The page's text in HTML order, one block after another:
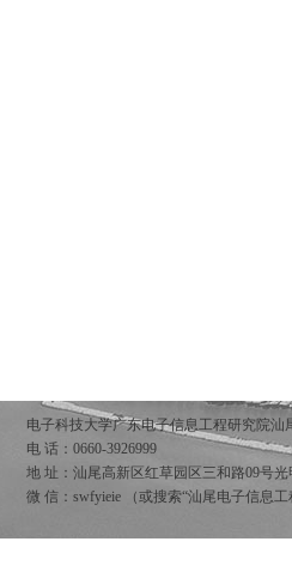
电子科技大学广东电子信息工程研究院汕
电 话：0660-3926999
地 址：汕尾高新区红草园区三和路09号
微 信：swfyieie （或搜索“汕尾电子信息工